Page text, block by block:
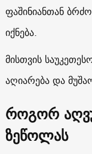
ფაშინიანთან
იქნება.
მისთვის
აღიარება და
როგორ
ზეწოლას